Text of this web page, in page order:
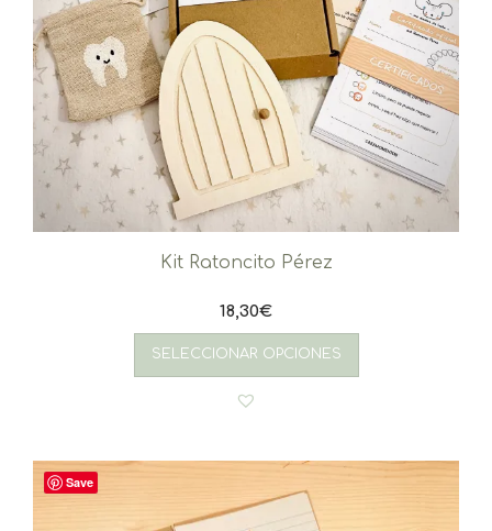
Kit Ratoncito Pérez
18,30€
SELECCIONAR OPCIONES
Save